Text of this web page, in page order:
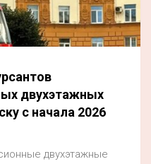
двухэтажных
с начала 2026
двухэтажные